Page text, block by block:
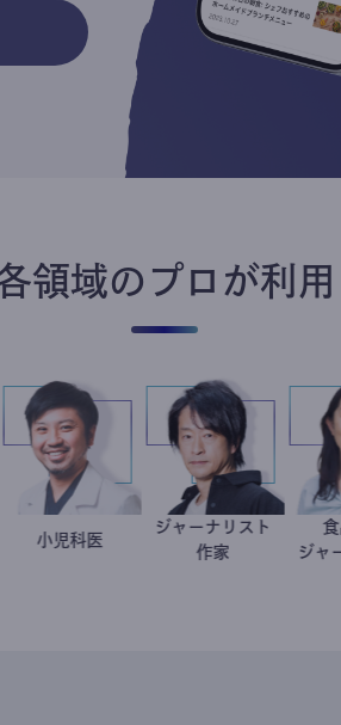
領域のプロが利用
今西洋介
小児科医 鈴木エイト
ジャーナリスト